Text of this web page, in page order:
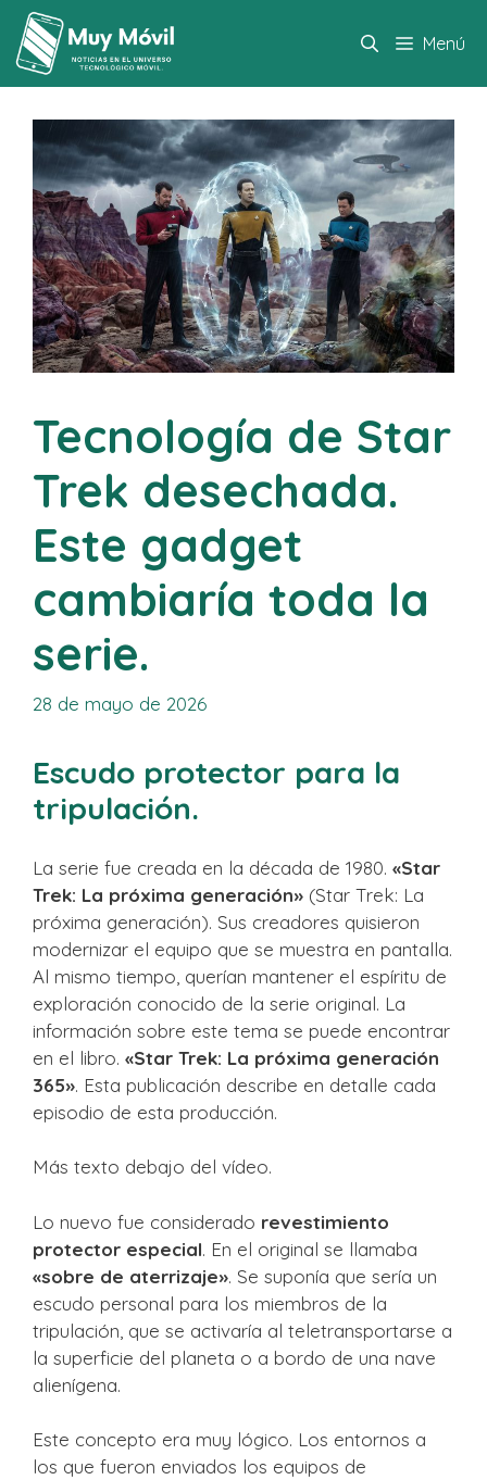
Saltar
contenido
Menú
Tecnología de Star
Trek desechada.
Este gadget
cambiaría toda la
serie.
28 de mayo de 2026
Escudo protector para la
tripulación.
La serie fue creada en la década de 1980. «Star
Trek: La próxima generación» (Star Trek: La
próxima generación). Sus creadores quisieron
modernizar el equipo que se muestra en pantalla.
Al mismo tiempo, querían mantener el espíritu de
exploración conocido de la serie original. La
información sobre este tema se puede encontrar
en el libro. «Star Trek: La próxima generación
365». Esta publicación describe en detalle cada
episodio de esta producción.
Más texto debajo del vídeo.
Lo nuevo fue considerado revestimiento
protector especial. En el original se llamaba
«sobre de aterrizaje». Se suponía que sería un
escudo personal para los miembros de la
tripulación, que se activaría al teletransportarse a
la superficie del planeta o a bordo de una nave
alienígena.
Este concepto era muy lógico. Los entornos a
los que fueron enviados los equipos de